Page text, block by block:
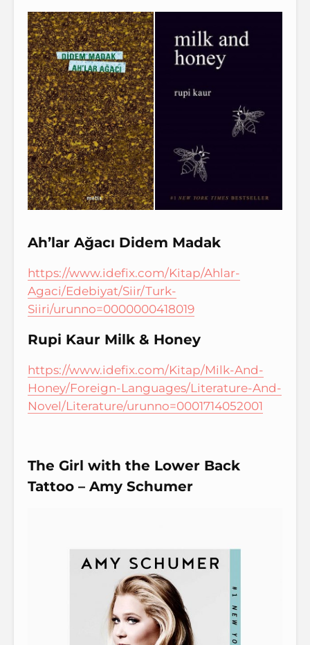
Ah’lar Ağacı Didem Madak
https://www.idefix.com/Kitap/Ahlar-
Agaci/Edebiyat/Siir/Turk-
Siiri/urunno=0000000418019
Rupi Kaur Milk & Honey
https://www.idefix.com/Kitap/Milk-And-
Honey/Foreign-Languages/Literature-And-
Novel/Literature/urunno=0001714052001
The Girl with the Lower Back
Tattoo – Amy Schumer